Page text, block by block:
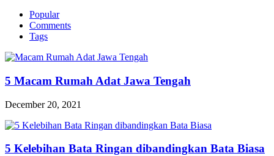
Popular
Comments
Tags
5 Macam Rumah Adat Jawa Tengah
December 20, 2021
5 Kelebihan Bata Ringan dibandingkan Bata Biasa